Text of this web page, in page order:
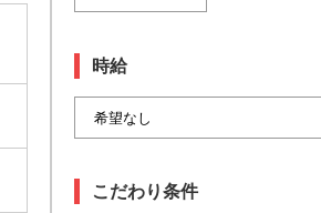
時給
こだわり条件